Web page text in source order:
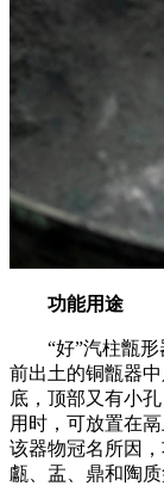
功能用途
“好”汽柱甑形
前出土的铜甑器
底，顶部又有小
用时，可放置在
该器物冠名所因
甗、盂、鼎和陶